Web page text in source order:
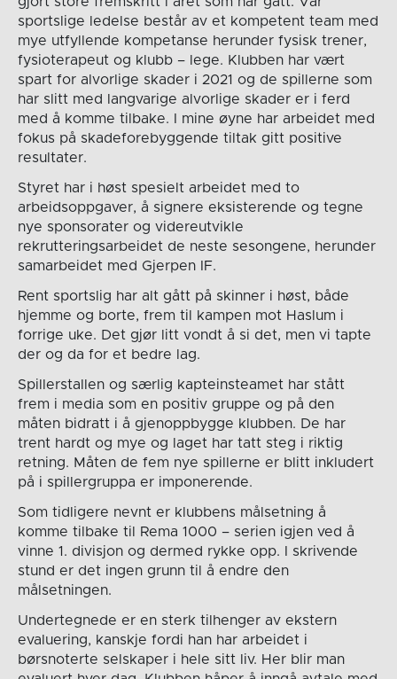
sportslige ledelse består av et kompetent team med
mye utfyllende kompetanse herunder fysisk trener,
fysioterapeut og klubb – lege. Klubben har vært
spart for alvorlige skader i 2021 og de spillerne som
har slitt med langvarige alvorlige skader er i ferd
med å komme tilbake. I mine øyne har arbeidet med
fokus på skadeforebyggende tiltak gitt positive
resultater.
Styret har i høst spesielt arbeidet med to
arbeidsoppgaver, å signere eksisterende og tegne
nye sponsorater og videreutvikle
rekrutteringsarbeidet de neste sesongene, herunder
samarbeidet med Gjerpen IF.
Rent sportslig har alt gått på skinner i høst, både
hjemme og borte, frem til kampen mot Haslum i
forrige uke. Det gjør litt vondt å si det, men vi tapte
der og da for et bedre lag.
Spillerstallen og særlig kapteinsteamet har stått
frem i media som en positiv gruppe og på den
måten bidratt i å gjenoppbygge klubben. De har
trent hardt og mye og laget har tatt steg i riktig
retning. Måten de fem nye spillerne er blitt inkludert
på i spillergruppa er imponerende.
Som tidligere nevnt er klubbens målsetning å
komme tilbake til Rema 1000 – serien igjen ved å
vinne 1. divisjon og dermed rykke opp. I skrivende
stund er det ingen grunn til å endre den
målsetningen.
Undertegnede er en sterk tilhenger av ekstern
evaluering, kanskje fordi han har arbeidet i
børsnoterte selskaper i hele sitt liv. Her blir man